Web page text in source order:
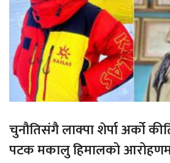
चुनौतिसंगै लाक्पा शेर्पा अर्को
पटक मकालु हिमालको